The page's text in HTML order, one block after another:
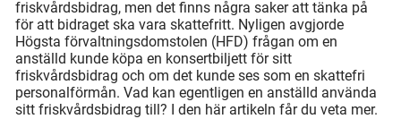
friskvårdsbidrag, men det finns några saker att tänka på
för att bidraget ska vara skattefritt. Nyligen avgjorde
Högsta förvaltningsdomstolen (HFD) frågan om en
anställd kunde köpa en konsertbiljett för sitt
friskvårdsbidrag och om det kunde ses som en skattefri
personalförmån. Vad kan egentligen en anställd använda
sitt friskvårdsbidrag till? I den här artikeln får du veta mer.